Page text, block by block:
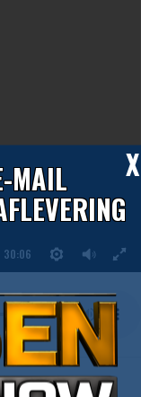
30:06
X
MAIL